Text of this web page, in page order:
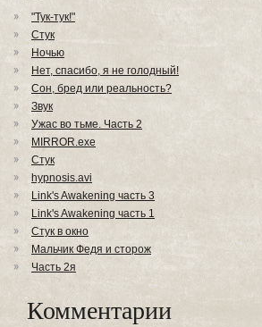
"Тук-тук!"
Стук
Ночью
Нет, спасибо, я не голодный!
Сон, бред или реальность?
Звук
Ужас во тьме. Часть 2
MIRROR.exe
Стук
hypnosis.avi
Link's Awakening часть 3
Link's Awakening часть 1
Стук в окно
Мальчик Федя и сторож
Часть 2я
Комментарии